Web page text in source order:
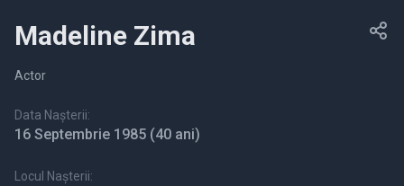
Madeline Zima
Actor
Data Nașterii:
16 Septembrie 1985 (40 ani)
Locul Nașterii: